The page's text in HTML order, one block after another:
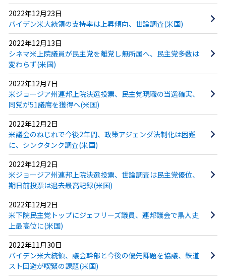
2022年12月23日
バイデン米大統領の支持率は上昇傾向、世論調査(米国)
2022年12月13日
シネマ米上院議員が民主党を離党し無所属へ、民主党多数は
変わらず(米国)
2022年12月7日
米ジョージア州連邦上院決選投票、民主党現職の当選確実、
同党が51議席を獲得へ(米国)
2022年12月2日
米議会のねじれで今後2年間、政策アジェンダ法制化は困難
に、シンクタンク調査(米国)
2022年12月2日
米ジョージア州連邦上院決選投票、世論調査は民主党優位、
期日前投票は過去最高記録(米国)
2022年12月2日
米下院民主党トップにジェフリーズ議員、連邦議会で黒人史
上最高位に(米国)
2022年11月30日
バイデン米大統領、議会幹部と今後の優先課題を協議、鉄道
スト回避が喫緊の課題(米国)